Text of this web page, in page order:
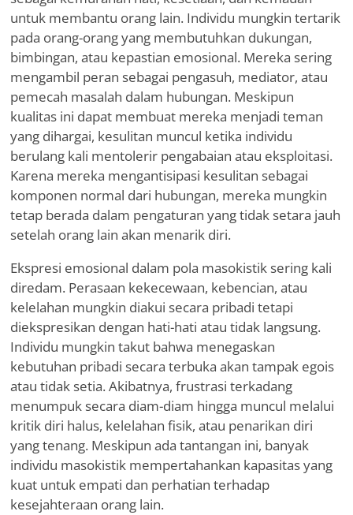
untuk membantu orang lain. Individu mungkin tertarik
pada orang-orang yang membutuhkan dukungan,
bimbingan, atau kepastian emosional. Mereka sering
mengambil peran sebagai pengasuh, mediator, atau
pemecah masalah dalam hubungan. Meskipun
kualitas ini dapat membuat mereka menjadi teman
yang dihargai, kesulitan muncul ketika individu
berulang kali mentolerir pengabaian atau eksploitasi.
Karena mereka mengantisipasi kesulitan sebagai
komponen normal dari hubungan, mereka mungkin
tetap berada dalam pengaturan yang tidak setara jauh
setelah orang lain akan menarik diri.
Ekspresi emosional dalam pola masokistik sering kali
diredam. Perasaan kekecewaan, kebencian, atau
kelelahan mungkin diakui secara pribadi tetapi
diekspresikan dengan hati-hati atau tidak langsung.
Individu mungkin takut bahwa menegaskan
kebutuhan pribadi secara terbuka akan tampak egois
atau tidak setia. Akibatnya, frustrasi terkadang
menumpuk secara diam-diam hingga muncul melalui
kritik diri halus, kelelahan fisik, atau penarikan diri
yang tenang. Meskipun ada tantangan ini, banyak
individu masokistik mempertahankan kapasitas yang
kuat untuk empati dan perhatian terhadap
kesejahteraan orang lain.